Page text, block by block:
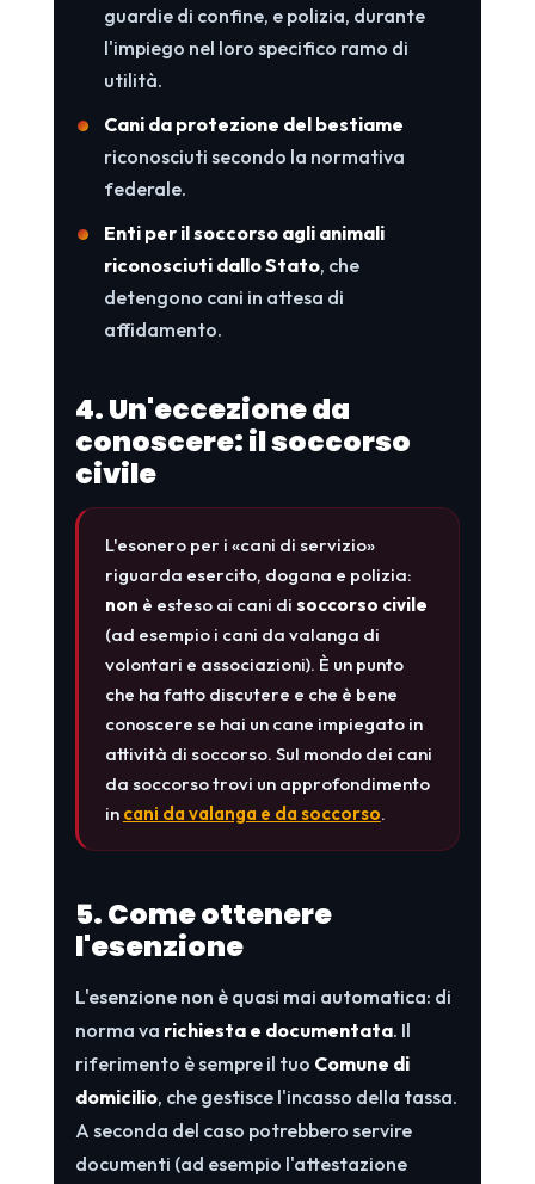
guardie di confine, e polizia, durante
l'impiego nel loro specifico ramo di
utilità.
Cani da protezione del bestiame
riconosciuti secondo la normativa
federale.
Enti per il soccorso agli animali
riconosciuti dallo Stato, che
detengono cani in attesa di
affidamento.
4. Un'eccezione da
conoscere: il soccorso
civile
L'esonero per i «cani di servizio»
riguarda esercito, dogana e polizia:
non è esteso ai cani di soccorso civile
(ad esempio i cani da valanga di
volontari e associazioni). È un punto
che ha fatto discutere e che è bene
conoscere se hai un cane impiegato in
attività di soccorso. Sul mondo dei cani
da soccorso trovi un approfondimento
in cani da valanga e da soccorso.
5. Come ottenere
l'esenzione
L'esenzione non è quasi mai automatica: di
norma va richiesta e documentata. Il
riferimento è sempre il tuo Comune di
domicilio, che gestisce l'incasso della tassa.
A seconda del caso potrebbero servire
documenti (ad esempio l'attestazione